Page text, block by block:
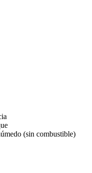
(sin combustible)